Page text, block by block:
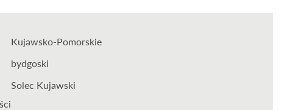
Kujawsko-Pomorskie
bydgoski
Solec Kujawski